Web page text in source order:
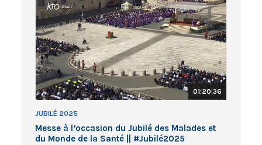
01:20:36
JUBILÉ 2025
Messe à l’occasion du Jubilé des Malades et
du Monde de la Santé || #Jubilé2025